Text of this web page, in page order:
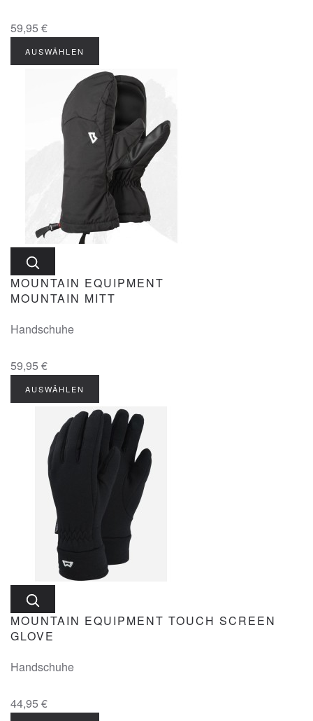
59,95 €
AUSWÄHLEN
MOUNTAIN EQUIPMENT
MOUNTAIN MITT
Handschuhe
59,95 €
AUSWÄHLEN
MOUNTAIN EQUIPMENT TOUCH SCREEN
GLOVE
Handschuhe
44,95 €